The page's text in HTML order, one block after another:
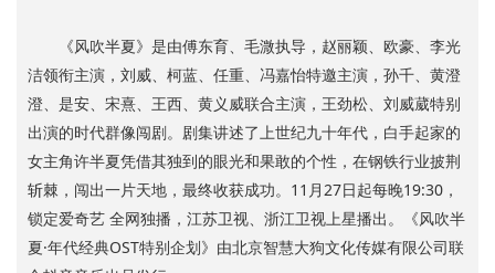
《风吹半夏》是由傅东育、毛溦执导，赵丽颖、欧豪、李光
洁领衔主演，刘威、柯蓝、任重、冯嘉怡特邀主演，孙千、黄澄
澄、是安、宋熹、王西、黄义威联合主演，王劲松、刘威葳特别
出演的时代群像闯剧。剧集讲述了上世纪九十年代，白手起家的
女主角许半夏凭借其独到的眼光和果敢的个性，在钢铁行业披荆
斩棘，闯出一片天地，最终收获成功。11月27日起每晚19:30，
锁定爱奇艺 全网独播，江苏卫视、浙江卫视上星播出。《风吹半
夏·年代经典OST特别企划》由北京智慧大狗文化传媒有限公司联